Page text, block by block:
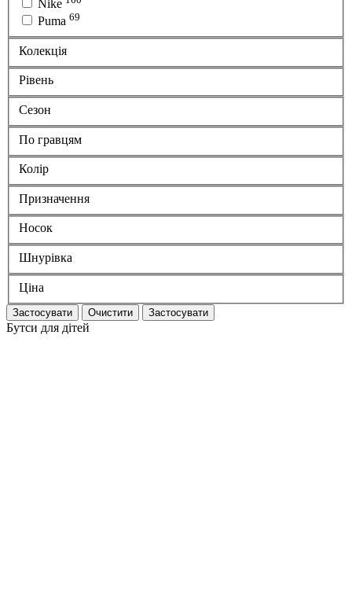
Nike
Puma 69
Колекція
Рівень
Сезон
По гравцям
Колір
Призначення
Носок
Шнурівка
Ціна
Застосувати Очистити Застосувати
Бутси для дітей